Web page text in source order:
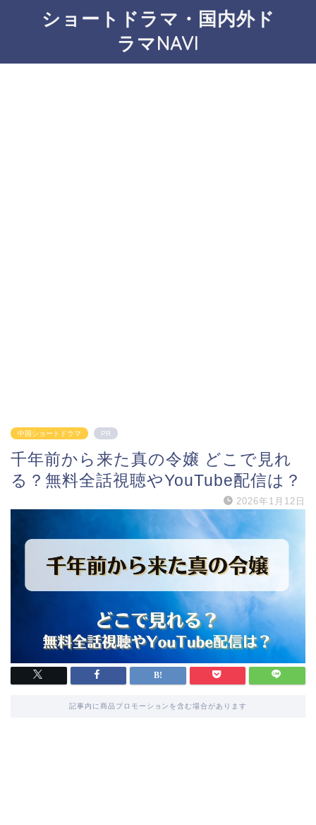
ショートドラマ・国内外ド
ラマNAVI
中国ショートドラマ PR
千年前から来た真の令嬢 どこで見れ
る？無料全話視聴やYouTube配信は？
2026年1月12日
記事内に商品プロモーションを含む場合があります